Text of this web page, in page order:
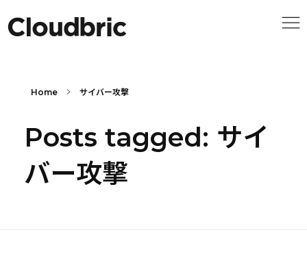
Home サイバー攻撃
Posts tagged: サイ
バー攻撃